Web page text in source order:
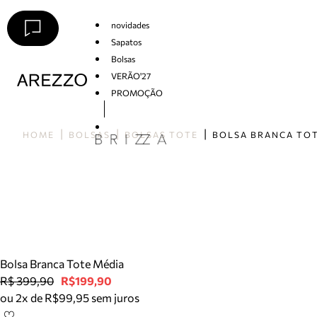
novidades
Sapatos
Bolsas
VERÃO'27
PROMOÇÃO
HOME BOLSAS BOLSAS TOTE
Bolsa Branca Tote Média
R$ 399,90 R$199,90
ou 2x de R$99,95 sem juros